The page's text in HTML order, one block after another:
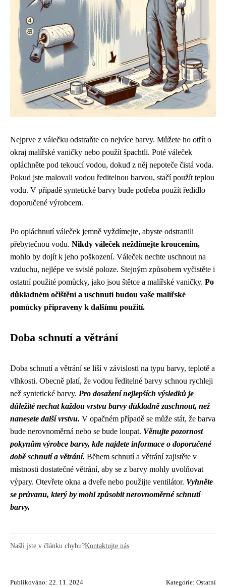
Nejprve z válečku odstraňte co nejvíce barvy. Můžete ho otřít o
okraj malířské vaničky nebo použít špachtli. Poté váleček
opláchněte pod tekoucí vodou, dokud z něj nepoteče čistá voda.
Pokud jste malovali vodou ředitelnou barvou, stačí použít teplou
vodu. V případě syntetické barvy bude potřeba použít ředidlo
doporučené výrobcem.
Po opláchnutí váleček jemně vyždímejte, abyste odstranili
přebytečnou vodu. Nikdy váleček neždímejte kroucením,
mohlo by dojít k jeho poškození. Váleček nechte uschnout na
vzduchu, nejlépe ve svislé poloze. Stejným způsobem vyčistěte i
ostatní použité pomůcky, jako jsou štětce a malířské vaničky. Po
důkladném očištění a uschnutí budou vaše malířské
pomůcky připraveny k dalšímu použití.
Doba schnutí a větrání
Doba schnutí a větrání se liší v závislosti na typu barvy, teplotě a
vlhkosti. Obecně platí, že vodou ředitelné barvy schnou rychleji
než syntetické barvy. Pro dosažení nejlepších výsledků je
důležité nechat každou vrstvu barvy důkladně zaschnout, než
nanesete další vrstvu. V opačném případě se může stát, že barva
bude nerovnoměrná nebo se bude loupat. Věnujte pozornost
pokynům výrobce barvy, kde najdete informace o doporučené
době schnutí a větrání. Během schnutí a větrání zajistěte v
místnosti dostatečné větrání, aby se z barvy mohly uvolňovat
výpary. Otevřete okna a dveře nebo použijte ventilátor. Vyhněte
se průvanu, který by mohl způsobit nerovnoměrné schnutí
barvy.
Našli jste v článku chybu?Kontaktujte nás
Publikováno: 22. 11. 2024 Kategorie: Ostatní